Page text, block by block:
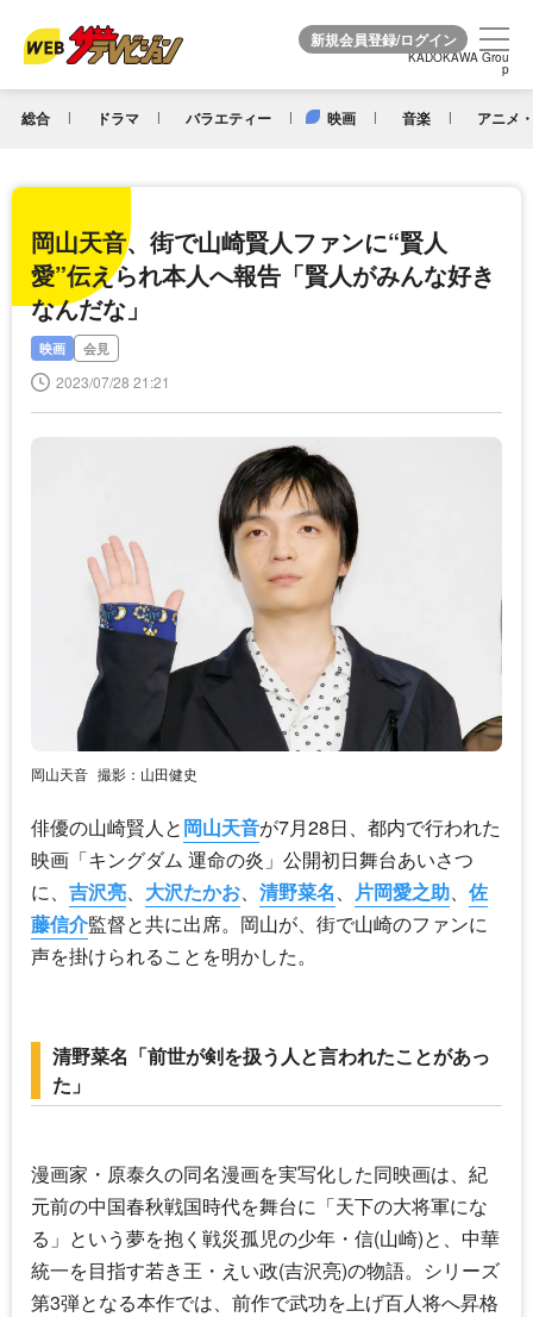
KADOKAWA Grou
p
総合 ドラマ バラエティー 映画 音楽 アニメ
KADOKAWA Grou
p
岡山天音、街で山崎賢人ファンに“賢人
愛”伝えられ本人へ報告「賢人がみんな好き
なんだな」
映画 会見
2023/07/28 21:21
岡山天音 撮影：山田健史
俳優の山崎賢人と岡山天音が7月28日、都内で行われた
映画「キングダム 運命の炎」公開初日舞台あいさつ
に、 吉沢亮、 大沢たかお、 清野菜名、 片岡愛之助、 佐
藤信介監督と共に出席。岡山が、街で山崎のファンに
声を掛けられることを明かした。
清野菜名「前世が剣を扱う人と言われたことがあっ
た」
漫画家・原泰久の同名漫画を実写化した同映画は、紀
元前の中国春秋戦国時代を舞台に「天下の大将軍にな
る」という夢を抱く戦災孤児の少年・信(山崎)と、中華
統一を目指す若き王・えい政(吉沢亮)の物語。シリーズ
第3弾となる本作では、前作で武功を上げ百人将へ昇格